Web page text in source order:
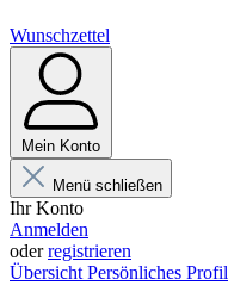
Wunschzettel
Mein Konto
Menü schließen
Ihr Konto
Anmelden
oderregistrieren
Übersicht Persönliches Profil